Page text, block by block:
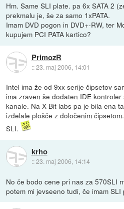
Hm. Same SLI plate. pa 6x SATA 2
prekmalu je, še za samo 1xPATA.
Imam DVD pogon in DVD+-RW, ter
kupujem PCI PATA kartico?
PrimozR
::23. maj 2006, 14:01
Intel ima že od 9xx serije čipsetov
ima zraven še dodaten IDE
kanale. Na X-Bit labs pa je bila ena
izdelale plošče z določenim
SLI.
krho
::23. maj 2006, 14:14
No če bodo cene pri nas za 570SLI
potem mi jevseeno tudi, če imam SLI